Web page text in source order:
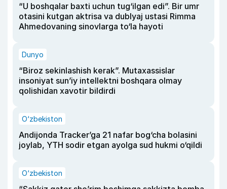
“U boshqalar baxti uchun tug‘ilgan edi”. Bir umr
otasini kutgan aktrisa va dublyaj ustasi Rimma
Ahmedovaning sinovlarga to‘la hayoti
Dunyo
“Biroz sekinlashish kerak”. Mutaxassislar
insoniyat sun’iy intellektni boshqara olmay
qolishidan xavotir bildirdi
O‘zbekiston
Andijonda Tracker’ga 21 nafar bog‘cha bolasini
joylab, YTH sodir etgan ayolga sud hukmi o‘qildi
O‘zbekiston